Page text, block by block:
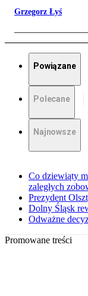
Grzegorz Łyś
Powiązane
Polecane
Najnowsze
Co dziewiąty
zaległych
Prezydent
Dolny Śląsk
Odważne
Promowane treści